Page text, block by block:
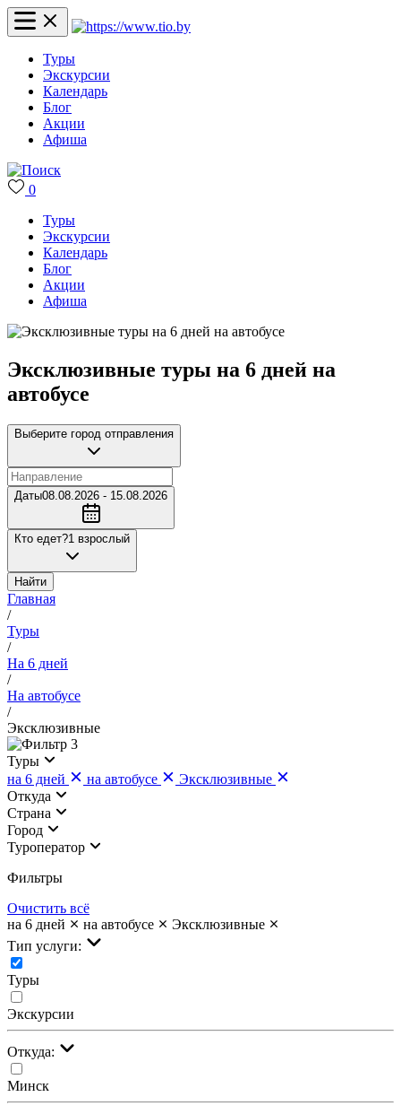
Туры
Экскурсии
Календарь
Блог
Акции
Афиша
0
Туры
Экскурсии
Календарь
Блог
Акции
Афиша
Эксклюзивные туры на 6 дней на
автобусе
Выберите город отправления
Даты08.08.2026 - 15.08.2026
Кто едет?1 взрослый
Найти
Главная
/
Туры
/
На 6 дней
/
На автобусе
/
Эксклюзивные
3
Туры
на 6 дней
на автобусе
Эксклюзивные
Откуда
Страна
Город
Туроператор
Фильтры
Очистить всё
на 6 дней
на автобусе
Эксклюзивные
Тип услуги:
Туры
Экскурсии
Откуда:
Минск